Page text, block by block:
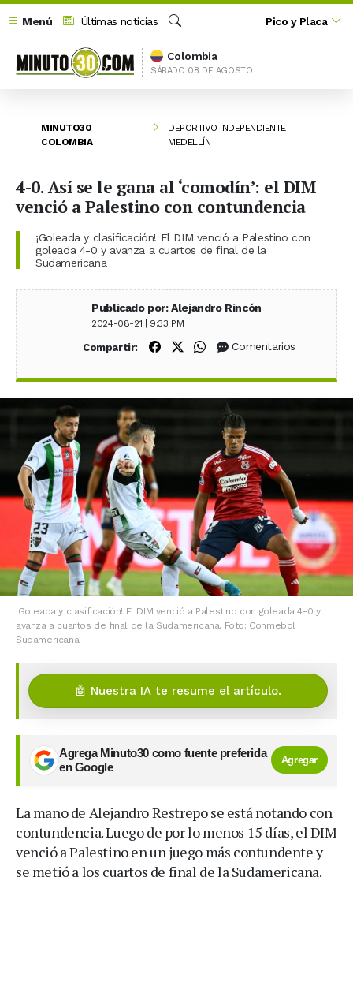
Menú
Últimas noticias
Buscar
Pico y Placa
Colombia
SÁBADO 08 DE AGOSTO
MINUTO30
COLOMBIA
DEPORTIVO INDEPENDIENTE
MEDELLÍN
4-0. Así se le gana al ‘comodín’: el DIM
venció a Palestino con contundencia
¡Goleada y clasificación!️ El DIM venció a Palestino con
goleada 4-0 y avanza a cuartos de final de la
Sudamericana
Publicado por: Alejandro Rincón
2024-08-21 | 9:33 PM
Compartir: Compartir en Facebook
Compartir en X (Twitter)
Compartir en WhatsApp
Comentarios
¡Goleada y clasificación!️ El DIM venció a Palestino con goleada 4-0 y
avanza a cuartos de final de la Sudamericana. Foto: Conmebol
Sudamericana
🤖 Nuestra IA te resume el artículo.
Agrega Minuto30 como fuente preferida
en Google
Agregar
La mano de Alejandro Restrepo se está notando con
contundencia. Luego de por lo menos 15 días, el DIM
venció a Palestino en un juego más contundente y
se metió a los cuartos de final de la Sudamericana.